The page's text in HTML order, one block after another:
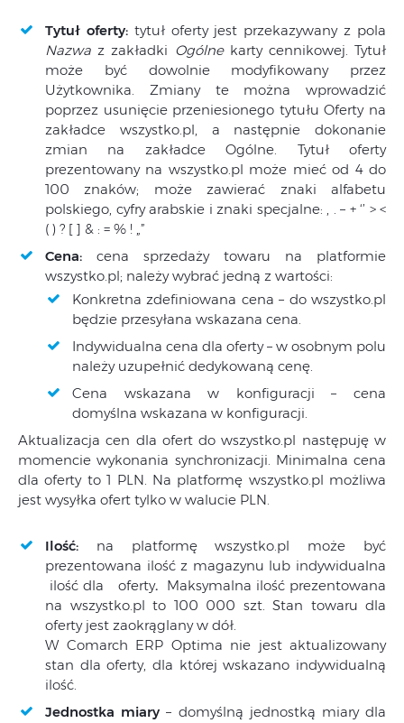
Tytuł oferty: tytuł oferty jest przekazywany z pola
Nazwa z zakładki Ogólnekarty cennikowej. Tytuł
może być dowolnie modyfikowany przez
Użytkownika. Zmiany te można wprowadzić
poprzez usunięcie przeniesionego tytułu Oferty na
zakładce wszystko.pl, a następnie dokonanie
zmian na zakładce Ogólne. Tytuł oferty
prezentowany na wszystko.pl może mieć od 4 do
100 znaków; może zawierać znaki alfabetu
polskiego, cyfry arabskie i znaki specjalne: , . – + ‘’ > <
( ) ? [ ] & : = % ! „”
Cena: cena sprzedaży towaru na platformie
wszystko.pl; należy wybrać jedną z wartości:
Konkretna zdefiniowana cena – do wszystko.pl
będzie przesyłana wskazana cena.
Indywidualna cena dla oferty – w osobnym polu
należy uzupełnić dedykowaną cenę.
Cena wskazana w konfiguracji – cena
domyślna wskazana w konfiguracji.
Aktualizacja cen dla ofert do wszystko.pl następuję w
momencie wykonania synchronizacji. Minimalna cena
dla oferty to 1 PLN. Na platformę wszystko.pl możliwa
jest wysyłka ofert tylko w walucie PLN.
Ilość: na platformę wszystko.pl może być
prezentowana ilość z magazynu lub indywidualna
ilość dla oferty. Maksymalna ilość prezentowana
na wszystko.pl to 100 000 szt. Stan towaru dla
oferty jest zaokrąglany w dół.
W Comarch ERP Optima nie jest aktualizowany
stan dla oferty, dla której wskazano indywidualną
ilość.
Jednostka miary – domyślną jednostką miary dla